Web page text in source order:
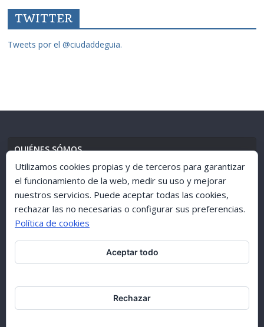
TWITTER
Tweets por el @ciudaddeguia.
QUIÉNES SÓMOS
AVISO LEGAL// POLÍTICA DE PRIVACIDAD
ARCHIVO 1998-2015
Utilizamos cookies propias y de terceros para garantizar
el funcionamiento de la web, medir su uso y mejorar
nuestros servicios. Puede aceptar todas las cookies,
rechazar las no necesarias o configurar sus preferencias.
Política de cookies
Aceptar todo
Rechazar